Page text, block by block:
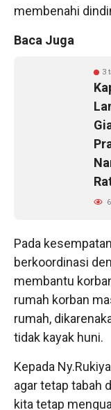
membenahi
Baca Juga
3
Pada
berkoordinasi
membantu
rumah korban
rumah,
tidak kayak huni.
Kepada
agar tetap tabah
kita tetap